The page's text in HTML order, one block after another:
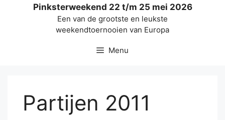
Pinksterweekend 22 t/m 25 mei 2026
Een van de grootste en leukste
weekendtoernooien van Europa
Menu
Partijen 2011